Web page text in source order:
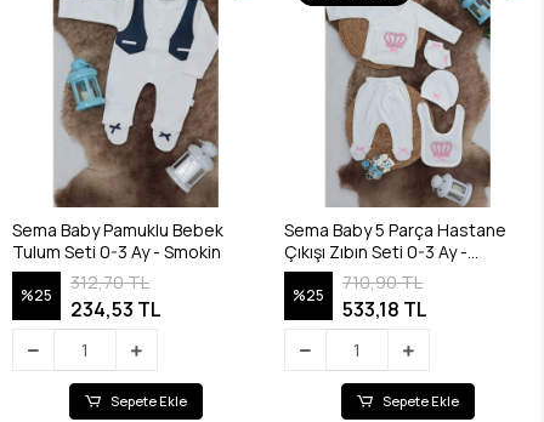
Sema Baby Pamuklu Bebek
Tulum Seti 0-3 Ay - Smokin
%25
312,70 TL
234,53 TL
Sepete Ekle
Sema Baby 5 Parça Hastane
Çıkışı Zıbın Seti 0-3 Ay -
Princess
%25
710,90 TL
533,18 TL
Sepete Ekle